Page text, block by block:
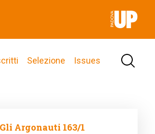
Selezione Issues
Gli Argonauti 163/1